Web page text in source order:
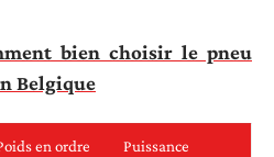
bien choisir le pneu
Belgique
en ordre
Puissance